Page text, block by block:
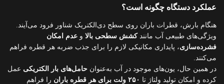
عملکرد دستگاه چگونه است؟
هنگام بارش، قطرات باران روی سطح دی‌الکتریک شناور فرود می‌آیند.
ویژگی‌های طبیعی آب مانندکشش سطحی بالا و عدم امکان
فشرده‌سازی، پایداری مکانیکی لازم را برای جذب ضربه هر قطره فراهم
می‌کنند.
در همین حال، یون‌های موجود در آب به‌عنوان حامل‌های بار الکتریکی عمل
کرده و امکان تولید ولتاژ تا ۲۵۰ ولت برای هر قطره باران
را فراهم